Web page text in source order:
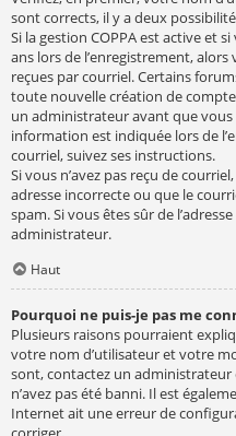
sont corrects, il y a deux
Si la gestion COPPA est active et
ans lors de l’enregistrement,
reçues par courriel. Certains
toute nouvelle création de
un administrateur avant que
information est indiquée lors de
courriel, suivez ses instructions.
Si vous n’avez pas reçu de
adresse incorrecte ou que le
spam. Si vous êtes sûr de
administrateur.
Haut
Pourquoi ne puis-je pas me
Plusieurs raisons pourraient
votre nom d’utilisateur et votre
sont, contactez un
n’avez pas été banni. Il est
Internet ait une erreur de